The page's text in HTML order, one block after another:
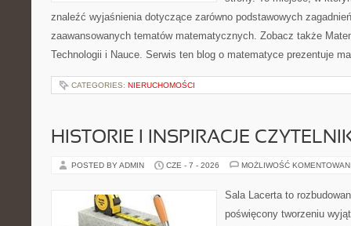
znaleźć wyjaśnienia dotyczące zarówno podstawowych
zaawansowanych tematów matematycznych. Zobacz także
Technologii i Nauce. Serwis ten blog o matematyce prezentuje
CATEGORIES: NIERUCHOMOŚCI
HISTORIE I INSPIRACJE
POSTED BY ADMIN CZE - 7 - 2026 MOŻLIWOŚĆ
Sala Lacerta to
poświęcony tworzeniu